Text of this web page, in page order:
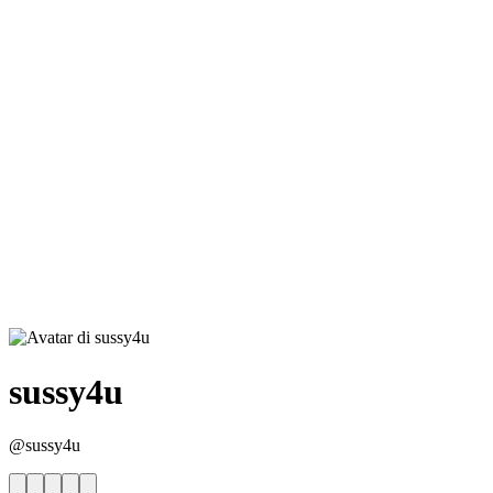
sussy4u
@sussy4u